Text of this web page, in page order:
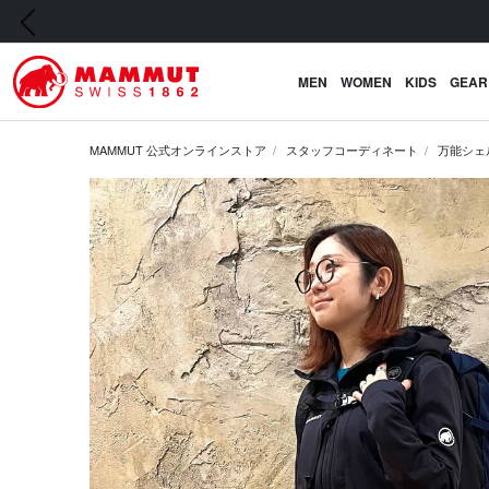
前の画像
MEN WOMEN KIDS GEAR
MAMMUT 公式オンラインストア スタッフコーディネート 万能シ